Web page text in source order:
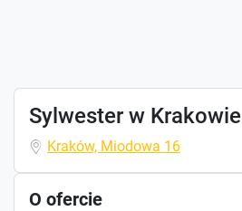
Sylwester w Krakowie
Kraków, Miodowa 16
O ofercie